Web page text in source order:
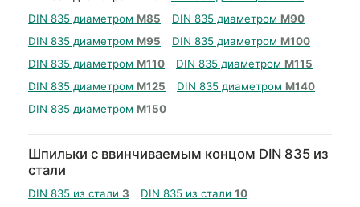
DIN 835 диаметром М85 DIN 835 диаметром М90
DIN 835 диаметром М95 DIN 835 диаметром М100
DIN 835 диаметром М110 DIN 835 диаметром М115
DIN 835 диаметром М125 DIN 835 диаметром М140
DIN 835 диаметром М150
Шпильки с ввинчиваемым концом DIN 835 из
стали
DIN 835 из стали 3 DIN 835 из стали 10